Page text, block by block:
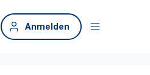
Anmelden